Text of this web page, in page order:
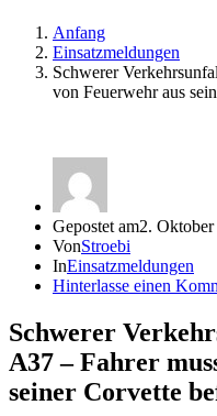
Anfang
Einsatzmeldungen
Schwerer
von Feuerwehr aus
Gepostet am2.
VonStroebi
InEinsatzmeldungen
Hinterlasse einen
Schwerer
A37 – Fahrer
seiner Corvette